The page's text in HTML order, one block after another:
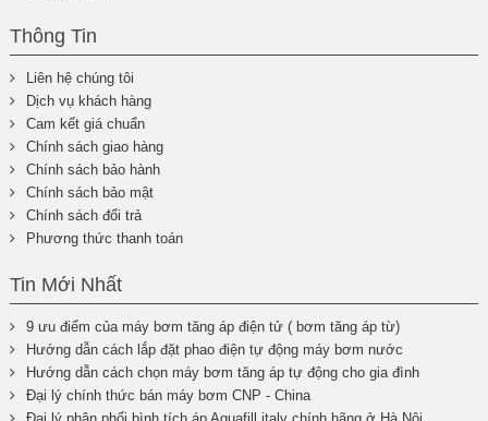
Thông Tin
Liên hệ chúng tôi
Dịch vụ khách hàng
Cam kết giá chuẩn
Chính sách giao hàng
Chính sách bảo hành
Chính sách bảo mật
Chính sách đổi trả
Phương thức thanh toán
Tin Mới Nhất
9 ưu điểm của máy bơm tăng áp điện tử ( bơm tăng áp từ)
Hướng dẫn cách lắp đặt phao điện tự động máy bơm nước
Hướng dẫn cách chọn máy bơm tăng áp tự động cho gia đình
Đại lý chính thức bán máy bơm CNP - China